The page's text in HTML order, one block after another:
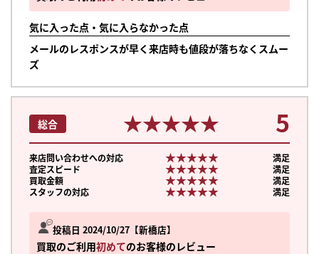
気に入った点・気に入らなかった点
メールのレスポンスが早く来店時も値段が落ちなくスムー
ズ
投稿日 2024/10/27 新橋店
買取のご利用初めてのお客様のレビュー
総合 ★★★★★
★★★★★ 5
来店問い合わせへの対応 ★★★★★
★★★★★
満足
査定スピード
★★★★★
★★★★★
満足
買取金額
★★★★★
★★★★★
満足
スタッフの対応
★★★★★
★★★★★ 満足